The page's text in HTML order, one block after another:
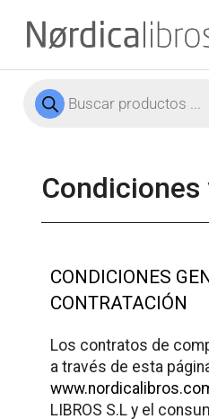
CONDICIONES
CONTRATACIÓN
Los contratos de
a través de esta
LIBROS S.L y el